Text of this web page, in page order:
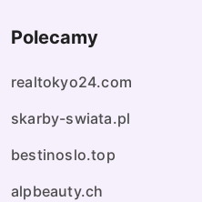
Polecamy
realtokyo24.com
skarby-swiata.pl
bestinoslo.top
alpbeauty.ch